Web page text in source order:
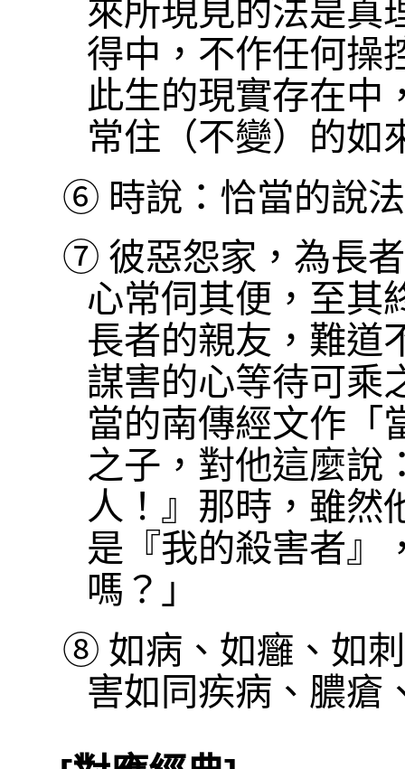
來所現見的法是真
得中，不作任何操
此生的現實存在中
常住（不變）的如
⑥ 時說：恰當的說
⑦ 彼惡怨家，為長
心常伺其便，至其
長者的親友，難道
謀害的心等待可乘
當的南傳經文作「
之子，對他這麼說
人！』那時，雖然
是『我的殺害者』
嗎？」
⑧ 如病、如癰、如
害如同疾病、膿瘡